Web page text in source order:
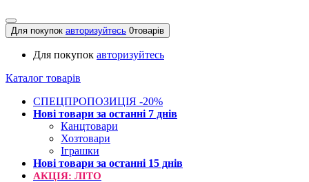
Для покупок авторизуйтесь 0товарів
Для покупок авторизуйтесь
Каталог товарів
СПЕЦПРОПОЗИЦІЯ -20%
Нові товари за останнi 7 днiв
Канцтовари
Хозтовари
Іграшки
Нові товари за останнi 15 днiв
АКЦІЯ: ЛІТО